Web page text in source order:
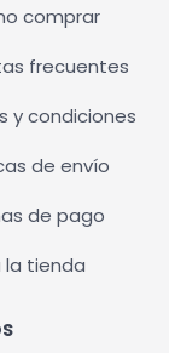
comprar
frecuentes
y condiciones
de envío
de pago
la tienda